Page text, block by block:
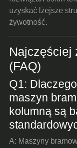
uzyskać lżejsze
żywotność.
Najczęściej
(FAQ)
Q1:
maszyn
kolumną są
A: Maszyny